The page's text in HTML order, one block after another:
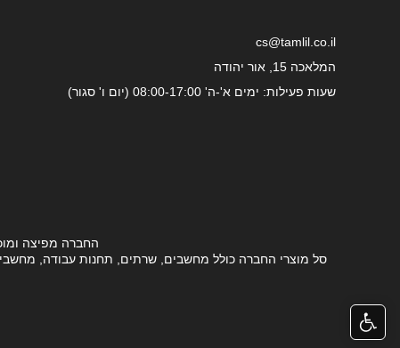
cs@tamlil.co.il
המלאכה 15, אור יהודה
שעות פעילות: ימים א'-ה' 08:00-17:00 (יום ו' סגור)
החברה מפיצה
סל מוצרי החברה כולל מחשבים, שרתים, תחנות עבודה, מחשבים